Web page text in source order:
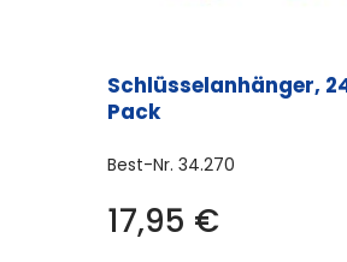
Schlüsselanhänger,
Pack
Best-Nr. 34.270
17,95 €